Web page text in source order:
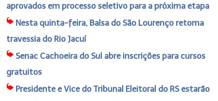
aprovados em processo seletivo para a próxima etapa
Nesta quinta-feira, Balsa do São Lourenço retoma
travessia do Rio Jacuí
Senac Cachoeira do Sul abre inscrições para cursos
gratuitos
Presidente e Vice do Tribunal Eleitoral do RS estarão